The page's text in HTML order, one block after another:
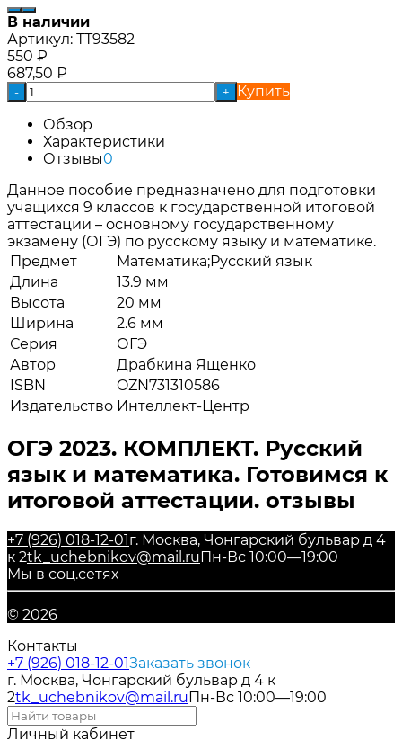
В наличии
Артикул: ТТ93582
550 ₽
687,50 ₽
- +
Купить
Обзор
Характеристики
Отзывы0
Данное пособие предназначено для подготовки
учащихся 9 классов к государственной итоговой
аттестации – основному государственному
экзамену (ОГЭ) по русскому языку и математике.
Предмет
Математика;Русский язык
Длина
13.9 мм
Высота
20 мм
Ширина
2.6 мм
Серия
ОГЭ
Автор
Драбкина Ященко
ISBN
OZN731310586
Издательство Интеллект-Центр
ОГЭ 2023. КОМПЛЕКТ. Русский
язык и математика. Готовимся к
итоговой аттестации. отзывы
+7 (926) 018-12-01г. Москва, Чонгарский бульвар д 4
к 2tk_uchebnikov@mail.ruПн-Вс 10:00—19:00
Мы в соц.сетях
© 2026
Контакты
+7 (926) 018-12-01Заказать звонок
г. Москва, Чонгарский бульвар д 4 к
2tk_uchebnikov@mail.ruПн-Вс 10:00—19:00
Личный кабинет